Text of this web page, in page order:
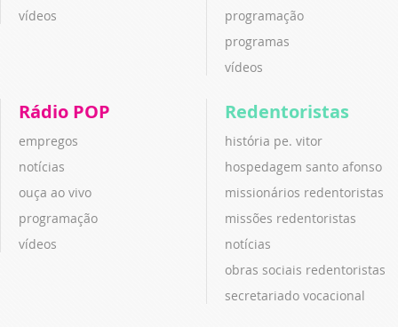
vídeos
programação
programas
vídeos
Rádio POP
empregos
notícias
ouça ao vivo
programação
vídeos
Redentoristas
história pe. vitor
hospedagem santo afonso
missionários redentoristas
missões redentoristas
notícias
obras sociais redentoristas
secretariado vocacional